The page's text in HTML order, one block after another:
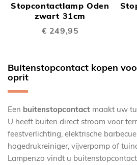
Stopcontactlamp Oden
zwart 31cm
€ 249,95
Buitenstopcontact kopen
oprit
Een buitenstopcontact maakt uw
U heeft buiten direct stroom voor
feestverlichting, elektrische
hogedrukreiniger, vijverpomp of
Lampenzo vindt u